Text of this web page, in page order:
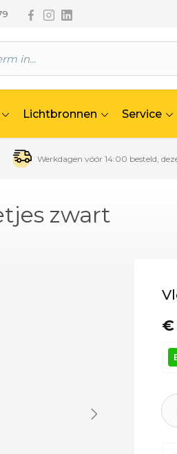
Volg ons via Facebook
Volg ons via Instagram
Volg ons via
Lichtbronnen Service
Werkdagen vóór 14:00 besteld,
zwart
€